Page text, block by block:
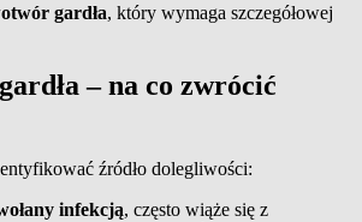
gardła, który wymaga szczegółowej
– na co zwrócić
źródło dolegliwości:
infekcją, często wiąże się z